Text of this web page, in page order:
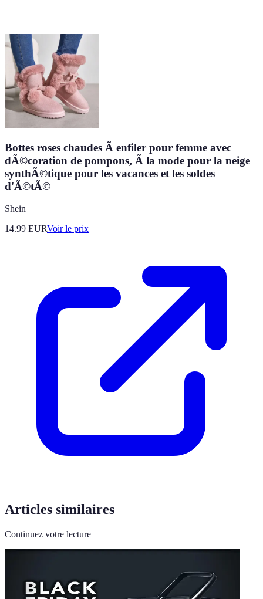
Bottes roses chaudes Ã enfiler pour femme avec
dÃ©coration de pompons, Ã la mode pour la neige
synthÃ©tique pour les vacances et les soldes
d'Ã©tÃ©
Shein
14.99 EURVoir le prix
Articles similaires
Continuez votre lecture